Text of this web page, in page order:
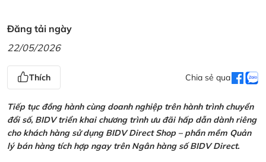
Đăng tải ngày
22/05/2026
Thích Chia sẻ qua
Tiếp tục đồng hành cùng doanh nghiệp trên hành trình chuyển
đổi số, BIDV triển khai chương trình ưu đãi hấp dẫn dành riêng
cho khách hàng sử dụng BIDV Direct Shop – phần mềm Quản
lý bán hàng tích hợp ngay trên Ngân hàng số BIDV Direct.